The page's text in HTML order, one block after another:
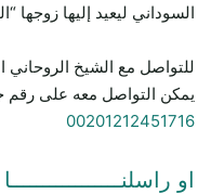
السوداني ليعيد إليها زوجها
للتواصل مع الشيخ الروحاني
يمكن التواصل معه على رقم
00201212451716
او